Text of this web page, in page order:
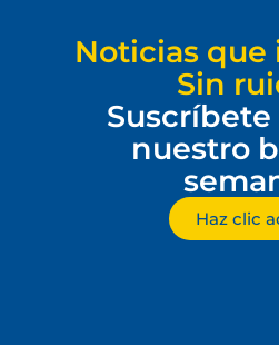
Noticias que
Sin
Suscríbete
nuestro
Haz clic